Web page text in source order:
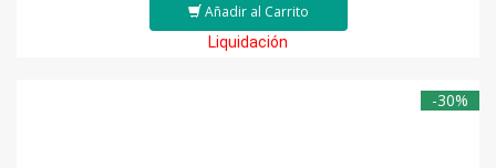
Añadir al Carrito
Liquidación
-30%